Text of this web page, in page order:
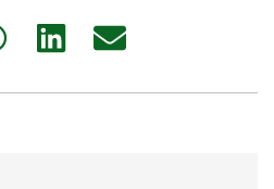
Share
Share